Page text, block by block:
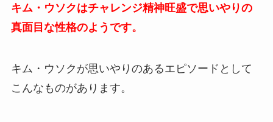
キム・ウソクはチャレンジ精神旺盛で思いやりの
真面目な性格のようです。
キム・ウソクが思いやりのあるエピソードとして
こんなものがあります。